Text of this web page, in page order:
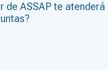
de ASSAP te atenderá